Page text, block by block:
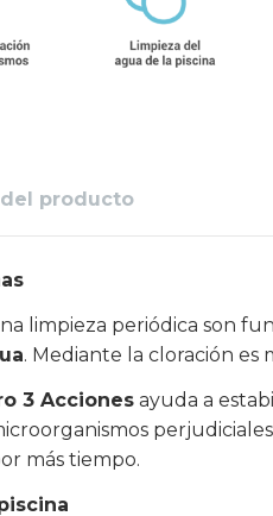
producto
limpieza periódica son
. Mediante la cloración es
3 Acciones ayuda a
más tiempo.